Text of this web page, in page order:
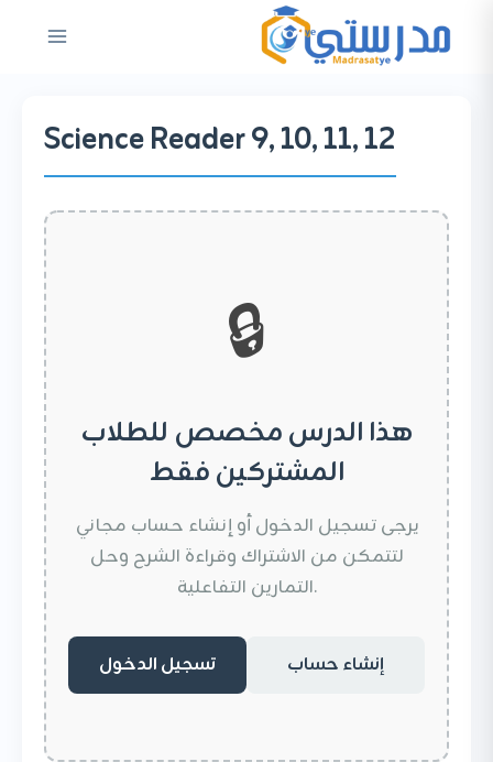
المحتوى
Science Reader 9, 10, 11, 12
🔒
هذا الدرس مخصص للطلاب
المشتركين فقط
يرجى تسجيل الدخول أو إنشاء حساب مجاني
لتتمكن من الاشتراك وقراءة الشرح وحل
التمارين التفاعلية.
تسجيل الدخول إنشاء حساب